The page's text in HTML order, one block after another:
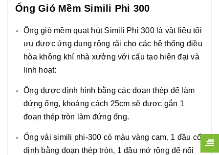
Ống Gió Mềm Simili Phi 300
Ống gió mềm quạt hút Simili Phi 300 là vật liệu tối
ưu được ứng dụng rộng rãi cho các hệ thống điều
hòa không khí nhà xưởng với cấu tạo hiện đại và
linh hoạt:
Ống được định hình bằng các đoạn thép để làm
đứng ống, khoảng cách 25cm sẽ được gắn 1
đoạn thép tròn làm đứng ống.
Ống vải simili phi-300 có màu vàng cam, 1 đầu cố
định bằng đoạn thép tròn, 1 đầu mở rộng để nối